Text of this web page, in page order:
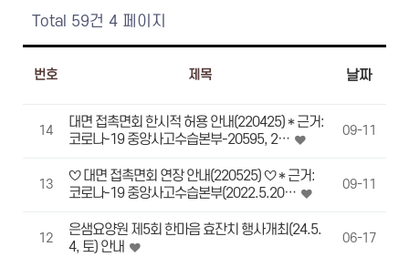
Total 59건 4 페이지
번호 제목 날짜
14
대면 접촉면회 한시적 허용 안내(220425) * 근거:
코로나-19 중앙사고수습본부-20595, 2…
09-11
13
♡ 대면 접촉면회 연장 안내(220525) ♡ * 근거:
코로나-19 중앙사고수습본부(2022.5.20…
09-11
12
은샘요양원 제5회 한마음 효잔치 행사개최(24.5.
4, 토) 안내
06-17